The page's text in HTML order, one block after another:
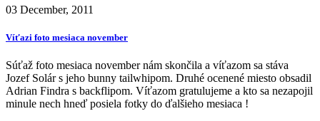
03 December, 2011
Víťazi foto mesiaca november
Súťaž foto mesiaca november nám skončila a víťazom sa stáva
Jozef Solár s jeho bunny tailwhipom. Druhé ocenené miesto obsadil
Adrian Findra s backflipom. Víťazom gratulujeme a kto sa nezapojil
minule nech hneď posiela fotky do ďalšieho mesiaca !